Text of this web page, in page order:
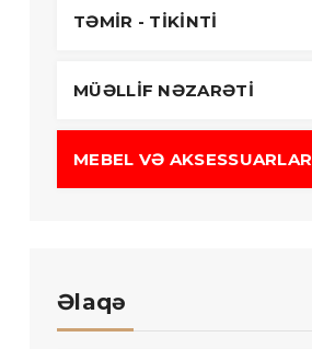
TƏMİR - TİKİNTİ
MÜƏLLİF NƏZARƏTİ
MEBEL VƏ AKSESSUARLAR
Əlaqə